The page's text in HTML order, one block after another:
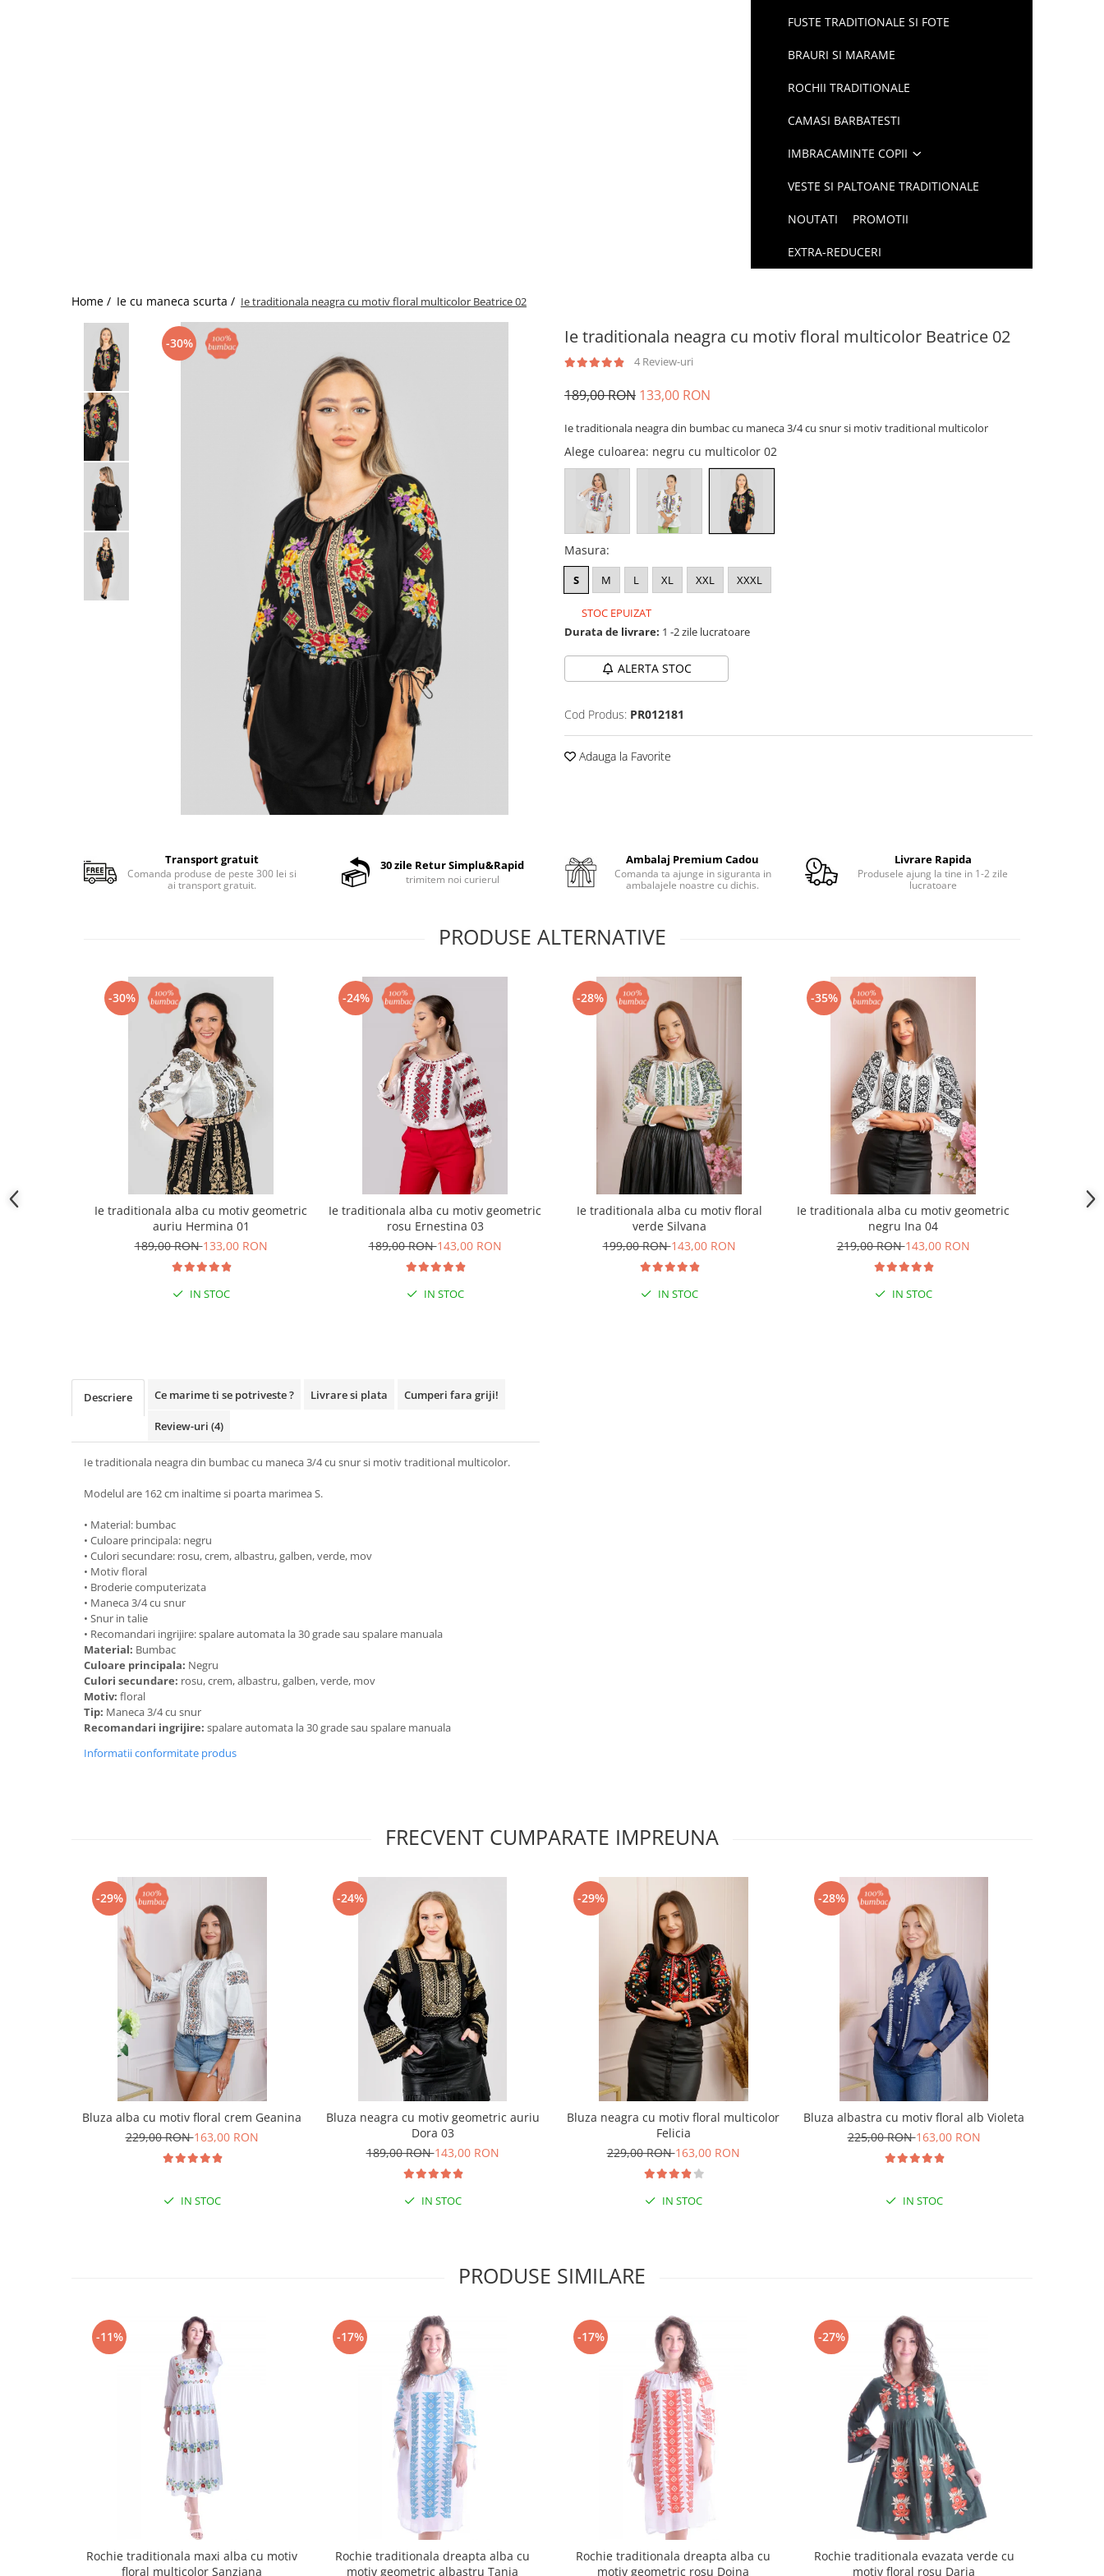
FUSTE TRADITIONALE SI FOTE
BRAURI SI MARAME
ROCHII TRADITIONALE
CAMASI BARBATESTI
IMBRACAMINTE COPII
VESTE SI PALTOANE TRADITIONALE
NOUTATI PROMOTII
EXTRA-REDUCERI
Home / Ie cu maneca scurta / Ie traditionala neagra cu motiv floral multicolor Beatrice 02
Ie traditionala neagra cu motiv floral multicolor Beatrice 02
4 Review-uri
-30%
189,00 RON 133,00 RON
Ie traditionala neagra din bumbac cu maneca 3/4 cu snur si motiv traditional multicolor
Alege culoarea: negru cu multicolor 02
Masura:
S M L XL XXL XXXL
STOC EPUIZAT
Durata de livrare: 1 -2 zile lucratoare
ALERTA STOC
Cod Produs: PR012181
Adauga la Favorite
Transport gratuit
Comanda produse de peste 300 lei si
ai transport gratuit.
30 zile Retur Simplu&Rapid
trimitem noi curierul
Ambalaj Premium Cadou
Comanda ta ajunge in siguranta in
ambalajele noastre cu dichis.
Livrare Rapida
Produsele ajung la tine in 1-2 zile
lucratoare
PRODUSE ALTERNATIVE
-30%
Ie traditionala alba cu motiv geometric
auriu Hermina 01
189,00 RON133,00 RON
IN STOC
-24%
Ie traditionala alba cu motiv geometric
rosu Ernestina 03
189,00 RON143,00 RON
IN STOC
-28%
Ie traditionala alba cu motiv floral
verde Silvana
199,00 RON143,00 RON
IN STOC
-35%
Ie traditionala alba cu motiv geometric
negru Ina 04
219,00 RON143,00 RON
IN STOC
Ie
Descriere Ce marime ti se potriveste ? Livrare si plata Cumperi fara griji!
Review-uri (4)
Ie traditionala neagra din bumbac cu maneca 3/4 cu snur si motiv traditional multicolor.
Modelul are 162 cm inaltime si poarta marimea S.
• Material: bumbac
• Culoare principala: negru
• Culori secundare: rosu, crem, albastru, galben, verde, mov
• Motiv floral
• Broderie computerizata
• Maneca 3/4 cu snur
• Snur in talie
• Recomandari ingrijire: spalare automata la 30 grade sau spalare manuala
Material: Bumbac
Culoare principala: Negru
Culori secundare: rosu, crem, albastru, galben, verde, mov
Motiv: floral
Tip: Maneca 3/4 cu snur
Recomandari ingrijire: spalare automata la 30 grade sau spalare manuala
Informatii conformitate produs
FRECVENT CUMPARATE IMPREUNA
-29%
Bluza alba cu motiv floral crem Geanina
229,00 RON163,00 RON
IN STOC
-24%
Bluza neagra cu motiv geometric auriu
Dora 03
189,00 RON143,00 RON
IN STOC
-29%
Bluza neagra cu motiv floral multicolor
Felicia
229,00 RON163,00 RON
IN STOC
-28%
Bluza albastra cu motiv floral alb Violeta
225,00 RON163,00 RON
IN STOC
PRODUSE SIMILARE
-11%
Rochie traditionala maxi alba cu motiv
floral multicolor Sanziana
-17%
Rochie traditionala dreapta alba cu
motiv geometric albastru Tania
-17%
Rochie traditionala dreapta alba cu
motiv geometric rosu Doina
-27%
Rochie traditionala evazata verde cu
motiv floral rosu Daria